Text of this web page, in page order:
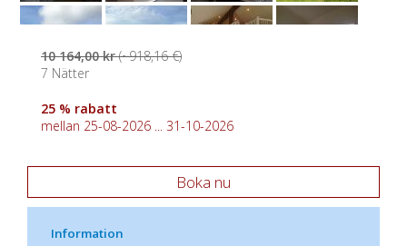
10 164,00 kr(~918,16 €)
7 Nätter
25 % rabatt
mellan 25-08-2026 ... 31-10-2026
Boka nu
Information